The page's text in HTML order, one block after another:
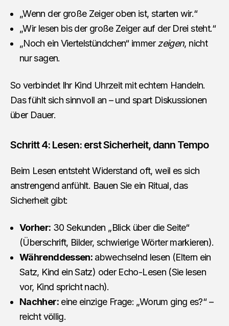
„Wenn der große Zeiger oben ist, starten wir.“
„Wir lesen bis der große Zeiger auf der Drei steht.“
„Noch ein Viertelstündchen“ immerzeigen, nicht
nur sagen.
So verbindet Ihr Kind Uhrzeit mit echtem Handeln.
Das fühlt sich sinnvoll an – und spart Diskussionen
über Dauer.
Schritt 4: Lesen: erst Sicherheit, dann Tempo
Beim Lesen entsteht Widerstand oft, weil es sich
anstrengend anfühlt. Bauen Sie ein Ritual, das
Sicherheit gibt:
Vorher: 30 Sekunden „Blick über die Seite“
(Überschrift, Bilder, schwierige Wörter markieren).
Währenddessen: abwechselnd lesen (Eltern ein
Satz, Kind ein Satz) oder Echo-Lesen (Sie lesen
vor, Kind spricht nach).
Nachher:eine einzige Frage: „Worum ging es?“ –
reicht völlig.